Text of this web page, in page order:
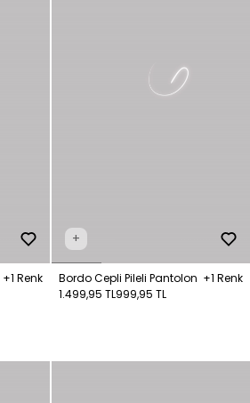
+1 Renk
+
Bordo Cepli Pileli Pantolon +1 Renk
1.499,95 TL999,95 TL